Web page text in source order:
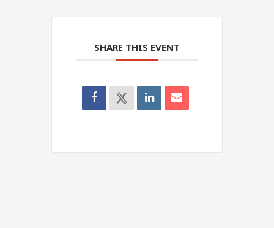
SHARE THIS EVENT